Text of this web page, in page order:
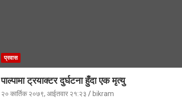
प्रवास
पाल्पामा ट्रयाक्टर दुर्घटना हुँदा एक मृत्यु
२० कार्तिक २०७९, आईतवार २१:२३ bikram